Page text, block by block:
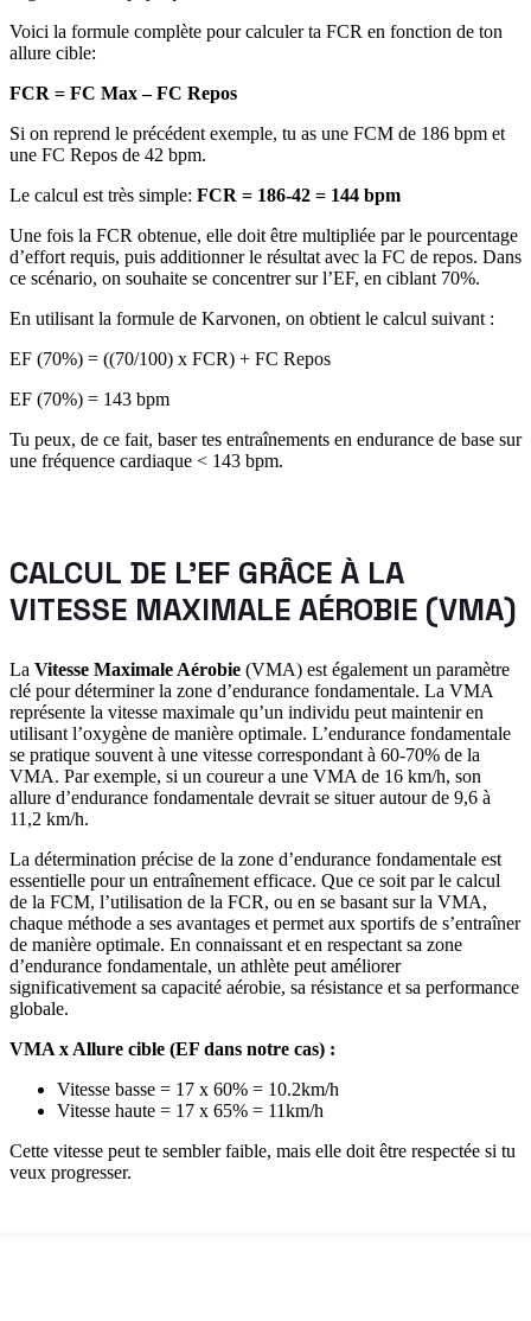
Voici la formule complète pour calculer ta FCR en fonction de ton
allure cible:
FCR = FC Max – FC Repos
Si on reprend le précédent exemple, tu as une FCM de 186 bpm et
une FC Repos de 42 bpm.
Le calcul est très simple: FCR = 186-42 = 144 bpm
Une fois la FCR obtenue, elle doit être multipliée par le pourcentage
d’effort requis, puis additionner le résultat avec la FC de repos. Dans
ce scénario, on souhaite se concentrer sur l’EF, en ciblant 70%.
En utilisant la formule de Karvonen, on obtient le calcul suivant :
EF (70%) = ((70/100) x FCR) + FC Repos
EF (70%) = 143 bpm
Tu peux, de ce fait, baser tes entraînements en endurance de base sur
une fréquence cardiaque < 143 bpm.
CALCUL DE L'EF GRÂCE À LA
VITESSE MAXIMALE AÉROBIE (VMA)
La Vitesse Maximale Aérobie (VMA) est également un paramètre
clé pour déterminer la zone d’endurance fondamentale. La VMA
représente la vitesse maximale qu’un individu peut maintenir en
utilisant l’oxygène de manière optimale. L’endurance fondamentale
se pratique souvent à une vitesse correspondant à 60-70% de la
VMA. Par exemple, si un coureur a une VMA de 16 km/h, son
allure d’endurance fondamentale devrait se situer autour de 9,6 à
11,2 km/h.
La détermination précise de la zone d’endurance fondamentale est
essentielle pour un entraînement efficace. Que ce soit par le calcul
de la FCM, l’utilisation de la FCR, ou en se basant sur la VMA,
chaque méthode a ses avantages et permet aux sportifs de s’entraîner
de manière optimale. En connaissant et en respectant sa zone
d’endurance fondamentale, un athlète peut améliorer
significativement sa capacité aérobie, sa résistance et sa performance
globale.
VMA x Allure cible (EF dans notre cas) :
Vitesse basse = 17 x 60% = 10.2km/h
Vitesse haute = 17 x 65% = 11km/h
Cette vitesse peut te sembler faible, mais elle doit être respectée si tu
veux progresser.